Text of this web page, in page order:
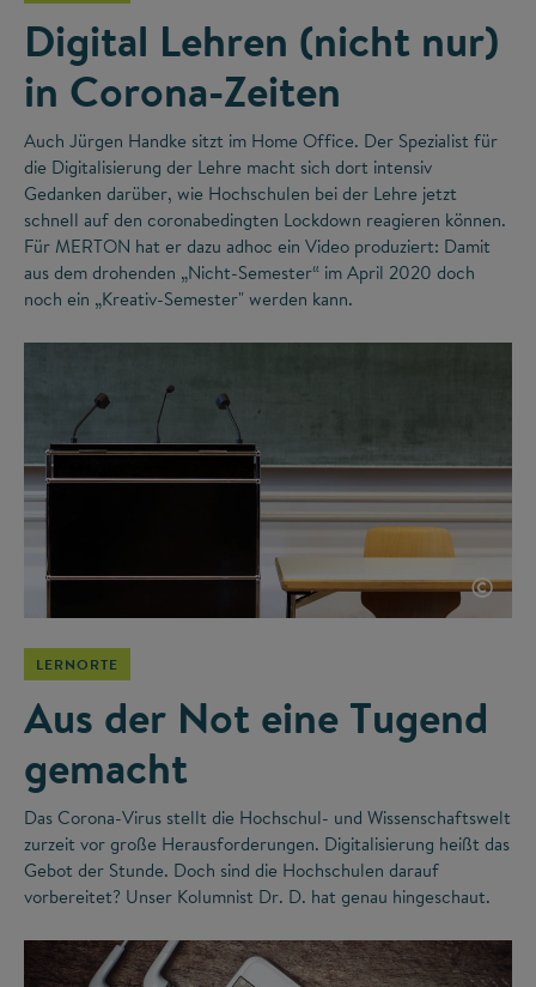
Digital Lehren (nicht nur)
in Corona-Zeiten
Auch Jürgen Handke sitzt im Home Office. Der Spezialist für
die Digitalisierung der Lehre macht sich dort intensiv
Gedanken darüber, wie Hochschulen bei der Lehre jetzt
schnell auf den coronabedingten Lockdown reagieren können.
Für MERTON hat er dazu adhoc ein Video produziert: Damit
aus dem drohenden „Nicht-Semester“ im April 2020 doch
noch ein „Kreativ-Semester" werden kann.
©
LERNORTE
Aus der Not eine Tugend
gemacht
Das Corona-Virus stellt die Hochschul- und Wissenschaftswelt
zurzeit vor große Herausforderungen. Digitalisierung heißt das
Gebot der Stunde. Doch sind die Hochschulen darauf
vorbereitet? Unser Kolumnist Dr. D. hat genau hingeschaut.